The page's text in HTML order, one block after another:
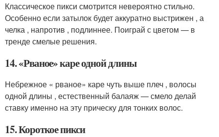
Классическое пикси смотрится невероятно стильно.
Особенно если затылок будет аккуратно выстрижен , а
челка , напротив , подлиннее. Поиграй с цветом — в
тренде смелые решения.
14. «Рваное» каре одной длины
Небрежное « рваное» каре чуть выше плеч , волосы
одной длины , естественный балаяж — смело делай
ставку именно на эту прическу для тонких волос.
15. Короткое пикси